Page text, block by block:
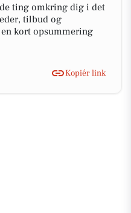
ting omkring dig i det
tilbud og
kort opsummering
Kopiér link